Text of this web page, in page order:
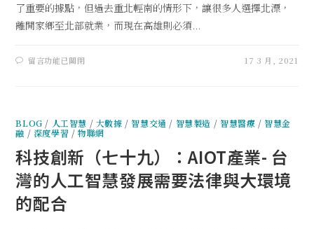
了重要的據點，但過去重北輕南的情形下，讓很多人選擇北漂，
離開家鄉至北部就業，而現在高雄則必須...
留言功能已關閉 17 3 月, 2021
BLOG / 人工智慧 / 大數據 /智慧交通 / 智慧製造 / 智慧醫療 /智慧金
融 / 深度學習 /物聯網
科技創新（七十九）：AIOT產業- 台
灣的人工智慧發展需要法律與大環境
的配合